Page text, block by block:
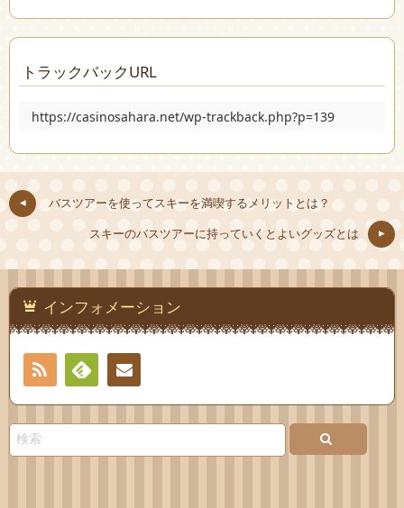
トラックバックURL
https://casinosahara.net/wp-trackback.php?p=139
バスツアーを使ってスキーを満喫するメリットとは？
スキーのバスツアーに持っていくとよいグッズとは
インフォメーション
RSS
Feedlyお問